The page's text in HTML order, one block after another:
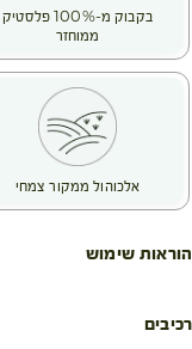
בקבוק מ-100% פלסטיק
ממוחזר
אלכוהול ממקור צמחי
הוראות שימוש
רכיבים